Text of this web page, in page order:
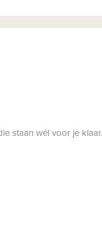
staan wél voor je klaar.